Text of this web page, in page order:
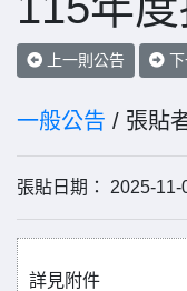
上一則公告
一般公告 / 張貼
張貼日期： 2025-
詳見附件